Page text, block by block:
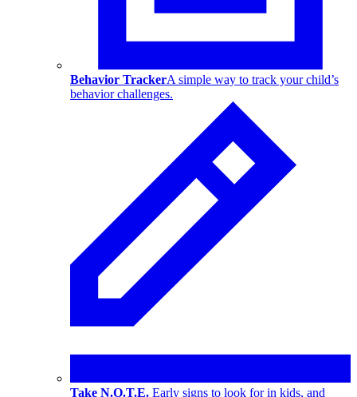
Behavior TrackerA simple way to track your child’s
behavior challenges.
Take N.O.T.E. Early signs to look for in kids, and